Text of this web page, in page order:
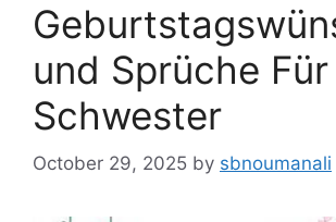
und Sprüche Für
Schwester
October 29, 2025 by sbnoumanali